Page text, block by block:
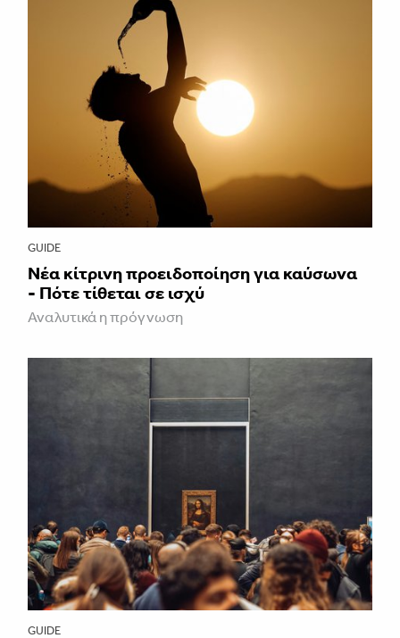
GUIDE
Νέα κίτρινη προειδοποίηση για καύσωνα
- Πότε τίθεται σε ισχύ
Αναλυτικά η πρόγνωση
GUIDE